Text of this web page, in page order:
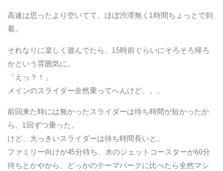
高速は思ったより空いてて、ほぼ渋滞無く1時間ちょっとで到
着。
それなりに楽しく遊んでたら、15時前ぐらいにそろそろ帰ろ
かという雰囲気に。
「えっ？！」
メインのスライダー全然乗ってへんけど。。。
前回来た時には無かったスライダーは待ち時間が短かったか
ら、1回ずつ乗った。
けど、大っきいスライダーは待ち時間長いと。
ファミリー向けが45分待ち、水のジェットコースターが60分
待ちとかやから、どっかのテーマパークに比べたら全然マシ